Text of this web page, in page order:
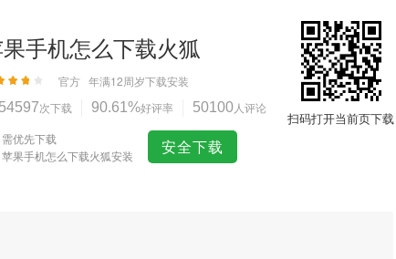
手机怎么下载火狐
官方 年满12周岁下载安装
次下载 90.61%好评率 50100人评论
需优先下载
苹果手机怎么下载火狐安装
安全下载
扫码打开当前页下载